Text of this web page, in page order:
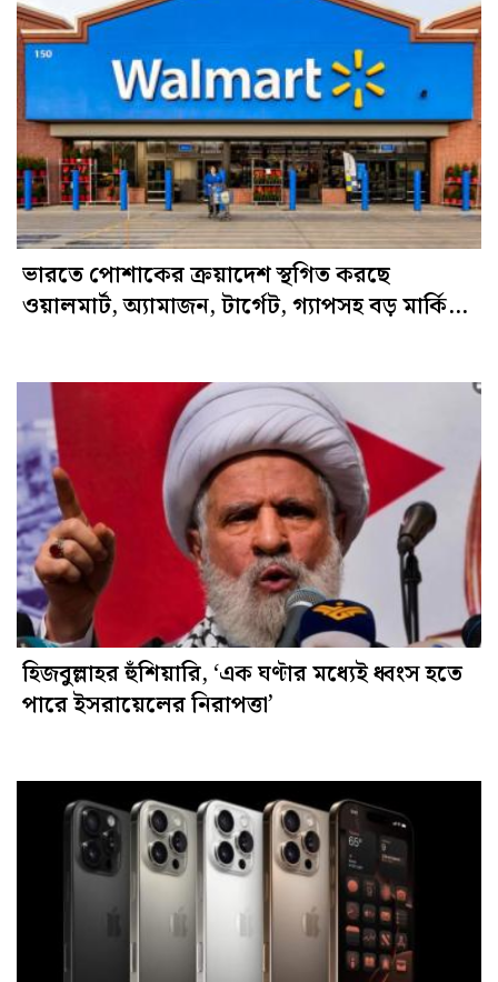
ভারতে পোশাকের ক্রয়াদেশ স্থগিত করছে
ওয়ালমার্ট, অ্যামাজন, টার্গেট, গ্যাপসহ বড় মার্কিন
হিজবুল্লাহর হুঁশিয়ারি, ‘এক ঘণ্টার মধ্যেই ধ্বংস হতে
পারে ইসরায়েলের নিরাপত্তা’